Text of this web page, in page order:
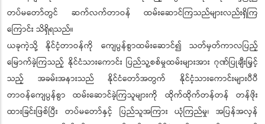
တပ်မတော်တွင် ဆက်လက်တာဝန် ထမ်းဆောင်ကြသည်များလည်းရှိကြ
ကြောင်း သိရှိရသည်။
ယခုကဲ့သို့ နိုင်ငံ့တာဝန်ကို ကျေပွန်စွာထမ်းဆောင်၍ သတ်မှတ်ကာလပြည့်
မြောက်ခဲ့ကြသည့် နိုင်ငံသားကောင်း ပြည်သူ့စစ်မှုထမ်းများအား ဂုဏ်ပြုချီးမြှင့်
သည့် အခမ်းအနားသည် နိုင်ငံတော်အတွက် နိုင်ငံ့သားကောင်းများပီပီ
တာဝန်ကျေပွန်စွာ ထမ်းဆောင်ခဲ့ကြသူများကို ထိုက်ထိုက်တန်တန် တန်ဖိုး
ထားခြင်းဖြစ်ပြီး တပ်မတော်နှင့် ပြည်သူအကြား ယုံကြည်မှု၊ အပြန်အလှန်